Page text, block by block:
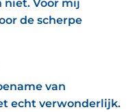
niet. Voor mij
de scherpe
van
echt verwonderlijk.